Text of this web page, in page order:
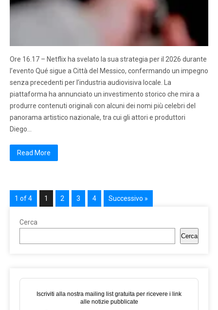
Ore 16.17 – Netflix ha svelato la sua strategia per il 2026 durante
l’evento Qué sigue a Città del Messico, confermando un impegno
senza precedenti per l’industria audiovisiva locale. La
piattaforma ha annunciato un investimento storico che mira a
produrre contenuti originali con alcuni dei nomi più celebri del
panorama artistico nazionale, tra cui gli attori e produttori
Diego…
Read More
1 of 4 1 2 3 4 Successivo »
Cerca
Cerca
Iscriviti alla nostra mailing list gratuita per ricevere i link
alle notizie pubblicate